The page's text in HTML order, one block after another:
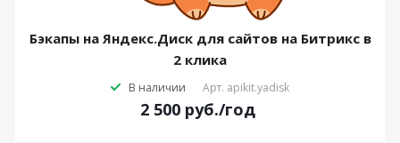
Бэкапы на Яндекс.Диск для сайтов на Битрикс в
2 клика
В наличии Арт. apikit.yadisk
2 500 руб./год